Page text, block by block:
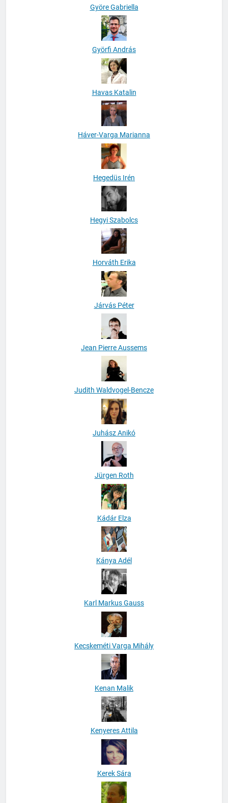
Györe Gabriella
Györfi András
Havas Katalin
Háver-Varga Marianna
Hegedüs Irén
Hegyi Szabolcs
Horváth Erika
Járvás Péter
Jean Pierre Aussems
Judith Waldvogel-Bencze
Juhász Anikó
Jürgen Roth
Kádár Elza
Kánya Adél
Karl Markus Gauss
Kecskeméti Varga Mihály
Kenan Malik
Kenyeres Attila
Kerek Sára